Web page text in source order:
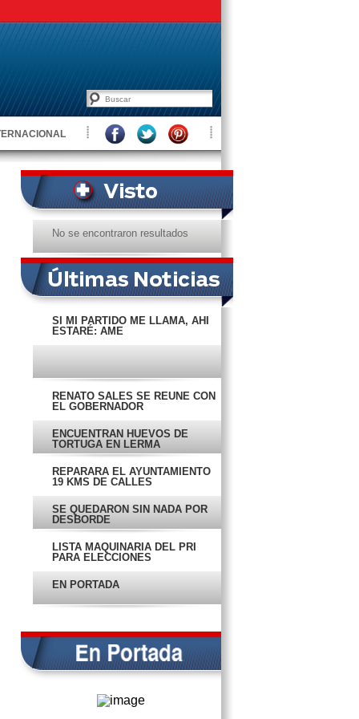
No se encontraron resultados
SI MI PARTIDO ME LLAMA, AHÍ
ESTARÉ: AME
RENATO SALES SE REÚNE CON
EL GOBERNADOR
ENCUENTRAN HUEVOS DE
TORTUGA EN LERMA
REPARARÁ EL AYUNTAMIENTO
19 KMS DE CALLES
SE QUEDARON SIN NADA POR
DESBORDE
LISTA MAQUINARIA DEL PRI
PARA ELECCIONES
EN PORTADA
CIUDADANÍA: AME
‘NINGÚN CANIJO SE HAGA
TONTO’, REGAÑA FOB A
IMPRUDENTE ATROPELLA A